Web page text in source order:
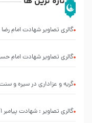
گالری تصاویر شهادت امام رضا
گالری تصاویر شهادت امام
گریه و عزاداری در سیره و
گالری تصاویر : شهادت پیامبر